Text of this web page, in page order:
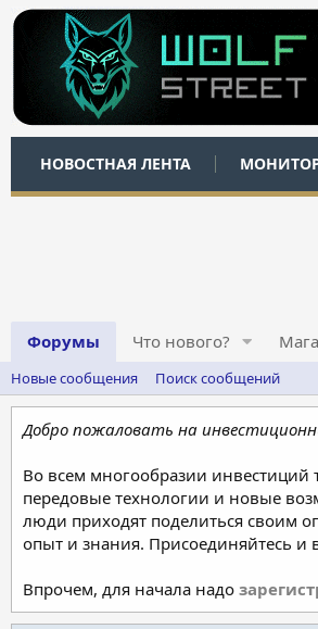
НОВОСТНАЯ ЛЕНТА
Форумы Что нового?
Новые сообщения Поиск сообщений
Добро пожаловать на
Во всем многообразии
передовые технологии и новые
люди приходят поделиться своим
опыт и знания. Присоединяйтесь и
Впрочем, для начала надо